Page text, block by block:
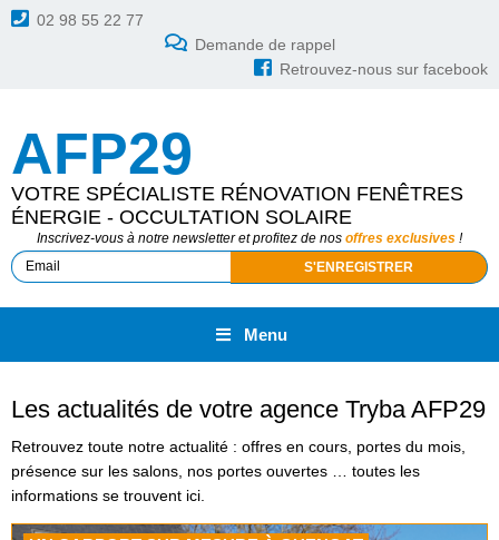
02 98 55 22 77
Demande de rappel
Retrouvez-nous sur facebook
AFP29
VOTRE SPÉCIALISTE RÉNOVATION FENÊTRES
ÉNERGIE - OCCULTATION SOLAIRE
Inscrivez-vous à notre newsletter et profitez de nos offres exclusives !
Menu
Les actualités de votre agence Tryba AFP29
Retrouvez toute notre actualité : offres en cours, portes du mois,
présence sur les salons, nos portes ouvertes … toutes les
informations se trouvent ici.